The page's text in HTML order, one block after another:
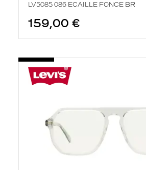
LV5085 086 ECAILLE FONCE BR
159,00 €